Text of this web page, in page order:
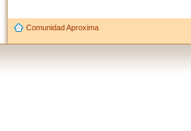
Comunidad Aproxima